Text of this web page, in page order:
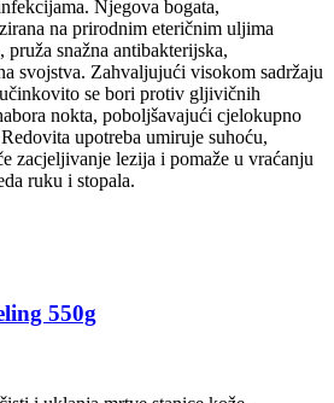
Njegova bogata,
na prirodnim eteričnim uljima
pruža snažna antibakterijska,
svojstva. Zahvaljujući visokom sadržaju
se bori protiv gljivičnih
nokta, poboljšavajući cjelokupno
upotreba umiruje suhoću,
zacjeljivanje lezija i pomaže u vraćanju
ruku i stopala.
550g